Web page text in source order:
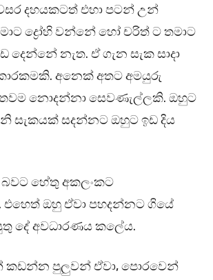
දහයකටත් එහා පටන් උන්
ද්‍රෝහි වන්නේ හෝ චරිත් ට තමාට
දෙන්නේ නැත. ඒ ගැන සැක සාදා
අනෙක් අතට අමයුරු
තවම නොදන්නා සෙවණැල්ලකි. ඔහුට
සැකයක් සදන්නට ඔහුට ඉඩ දිය
හේතු අකලංකට
ඔහු ඒවා පහදන්නට ගියේ
දේ අවධාරණය කලේය.
කඩන්න පුලුවන් ඒවා, පොරවෙන්